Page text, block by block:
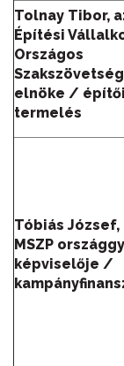
Tolnay Tibor,
Építési
Országos
elnöke /
termelés
Tóbiás József,
MSZP
képviselője /